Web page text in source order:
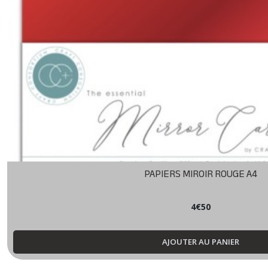
PAPIERS MIROIR ROUGE A4
4€50
AJOUTER AU PANIER